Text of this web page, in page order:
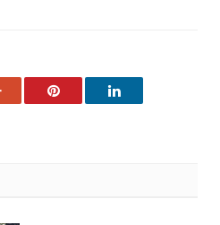
Google+ Pinterest LinkedIn